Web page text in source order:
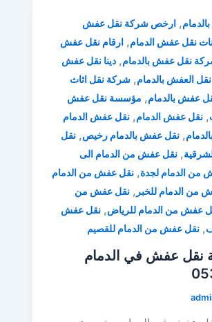
, ارخص شركة نقل عفش
نقل عفش الدمام, ارقام نقل عفش
نقل عفش بالدمام, دينا نقل عفش
العفش بالدمام, شركة نقل اثاث
عفش بالدمام, مؤسسة نقل عفش
, نقل عفش الدمام, نقل عفش الدمام
, نقل عفش بالدمام رخيص, نقل
, نقل عفش من الدمام الى
من الدمام لجدة, نقل عفش من الدمام
من الدمام للخبر , نقل عفش من
عفش من الدمام للرياض, نقل عفش
, نقل عفش من الدمام للقصيم
نقل عفش في الدمام